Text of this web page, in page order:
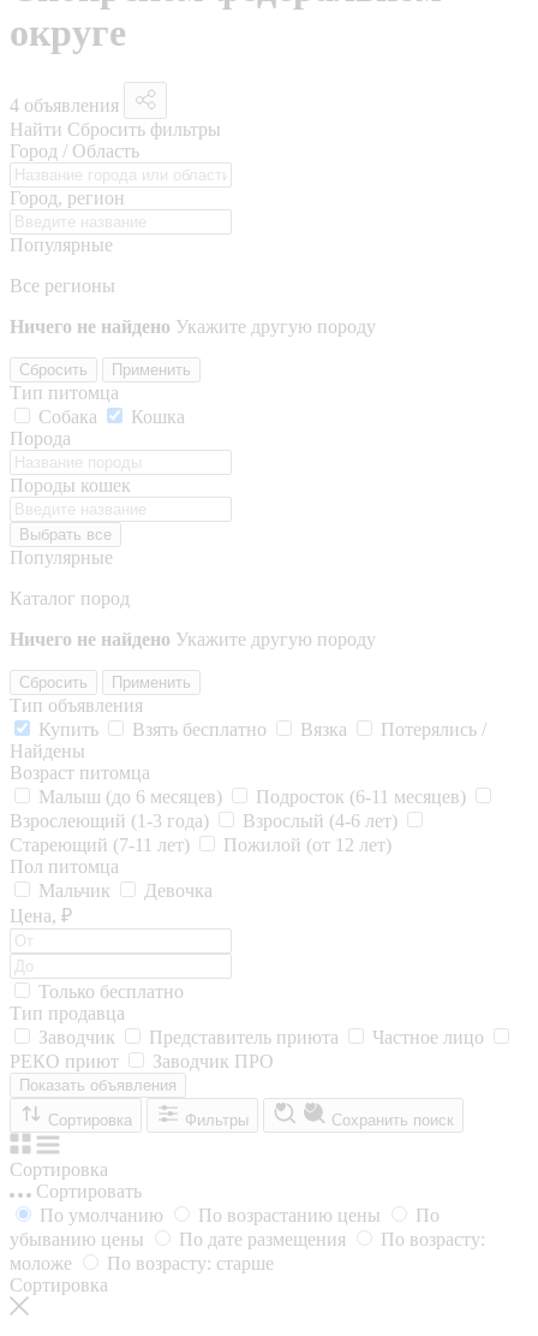
округе
4 объявления
Найти Сбросить фильтры
Город / Область
Город, регион
Популярные
Все регионы
Ничего не найдено Укажите другую породу
Сбросить Применить
Тип питомца
Собака
Кошка
Порода
Породы кошек
Выбрать все
Популярные
Каталог пород
Ничего не найдено Укажите другую породу
Сбросить Применить
Тип объявления
Купить
Взять бесплатно Вязка
Потерялись /
Найдены
Возраст питомца
Малыш (до 6 месяцев)
Подросток (6-11 месяцев)
Взрослеющий (1-3 года)
Взрослый (4-6 лет)
Стареющий (7-11 лет)
Пожилой (от 12 лет)
Пол питомца
Мальчик
Девочка
Цена, ₽
Только бесплатно
Тип продавца
Заводчик
Представитель приюта
Частное лицо
РЕКО приют
Заводчик ПРО
Показать объявления
Сортировка
Фильтры Сохранить поиск
Сортировка
Сортировать
По умолчанию
По возрастанию цены
По
убыванию цены
По дате размещения
По возрасту:
моложе
По возрасту: старше
Сортировка